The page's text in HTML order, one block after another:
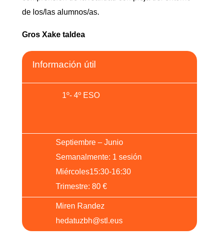
de los/las alumnos/as.
Gros Xake taldea
Información útil
1º- 4º ESO
Septiembre – Junio
Semanalmente: 1 sesión
Miércoles15:30-16:30
Trimestre: 80 €
Miren Randez
hedatuzbh@stl.eus